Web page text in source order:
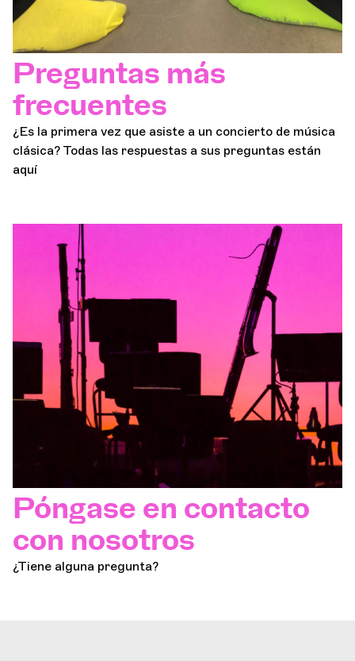
Preguntas más
frecuentes
¿Es la primera vez que asiste a un concierto de música
clásica? Todas las respuestas a sus preguntas están
aquí
Póngase en contacto
con nosotros
¿Tiene alguna pregunta?